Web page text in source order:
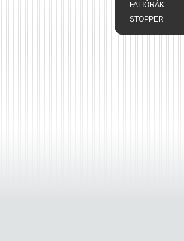
FALIÓRÁK
STOPPER